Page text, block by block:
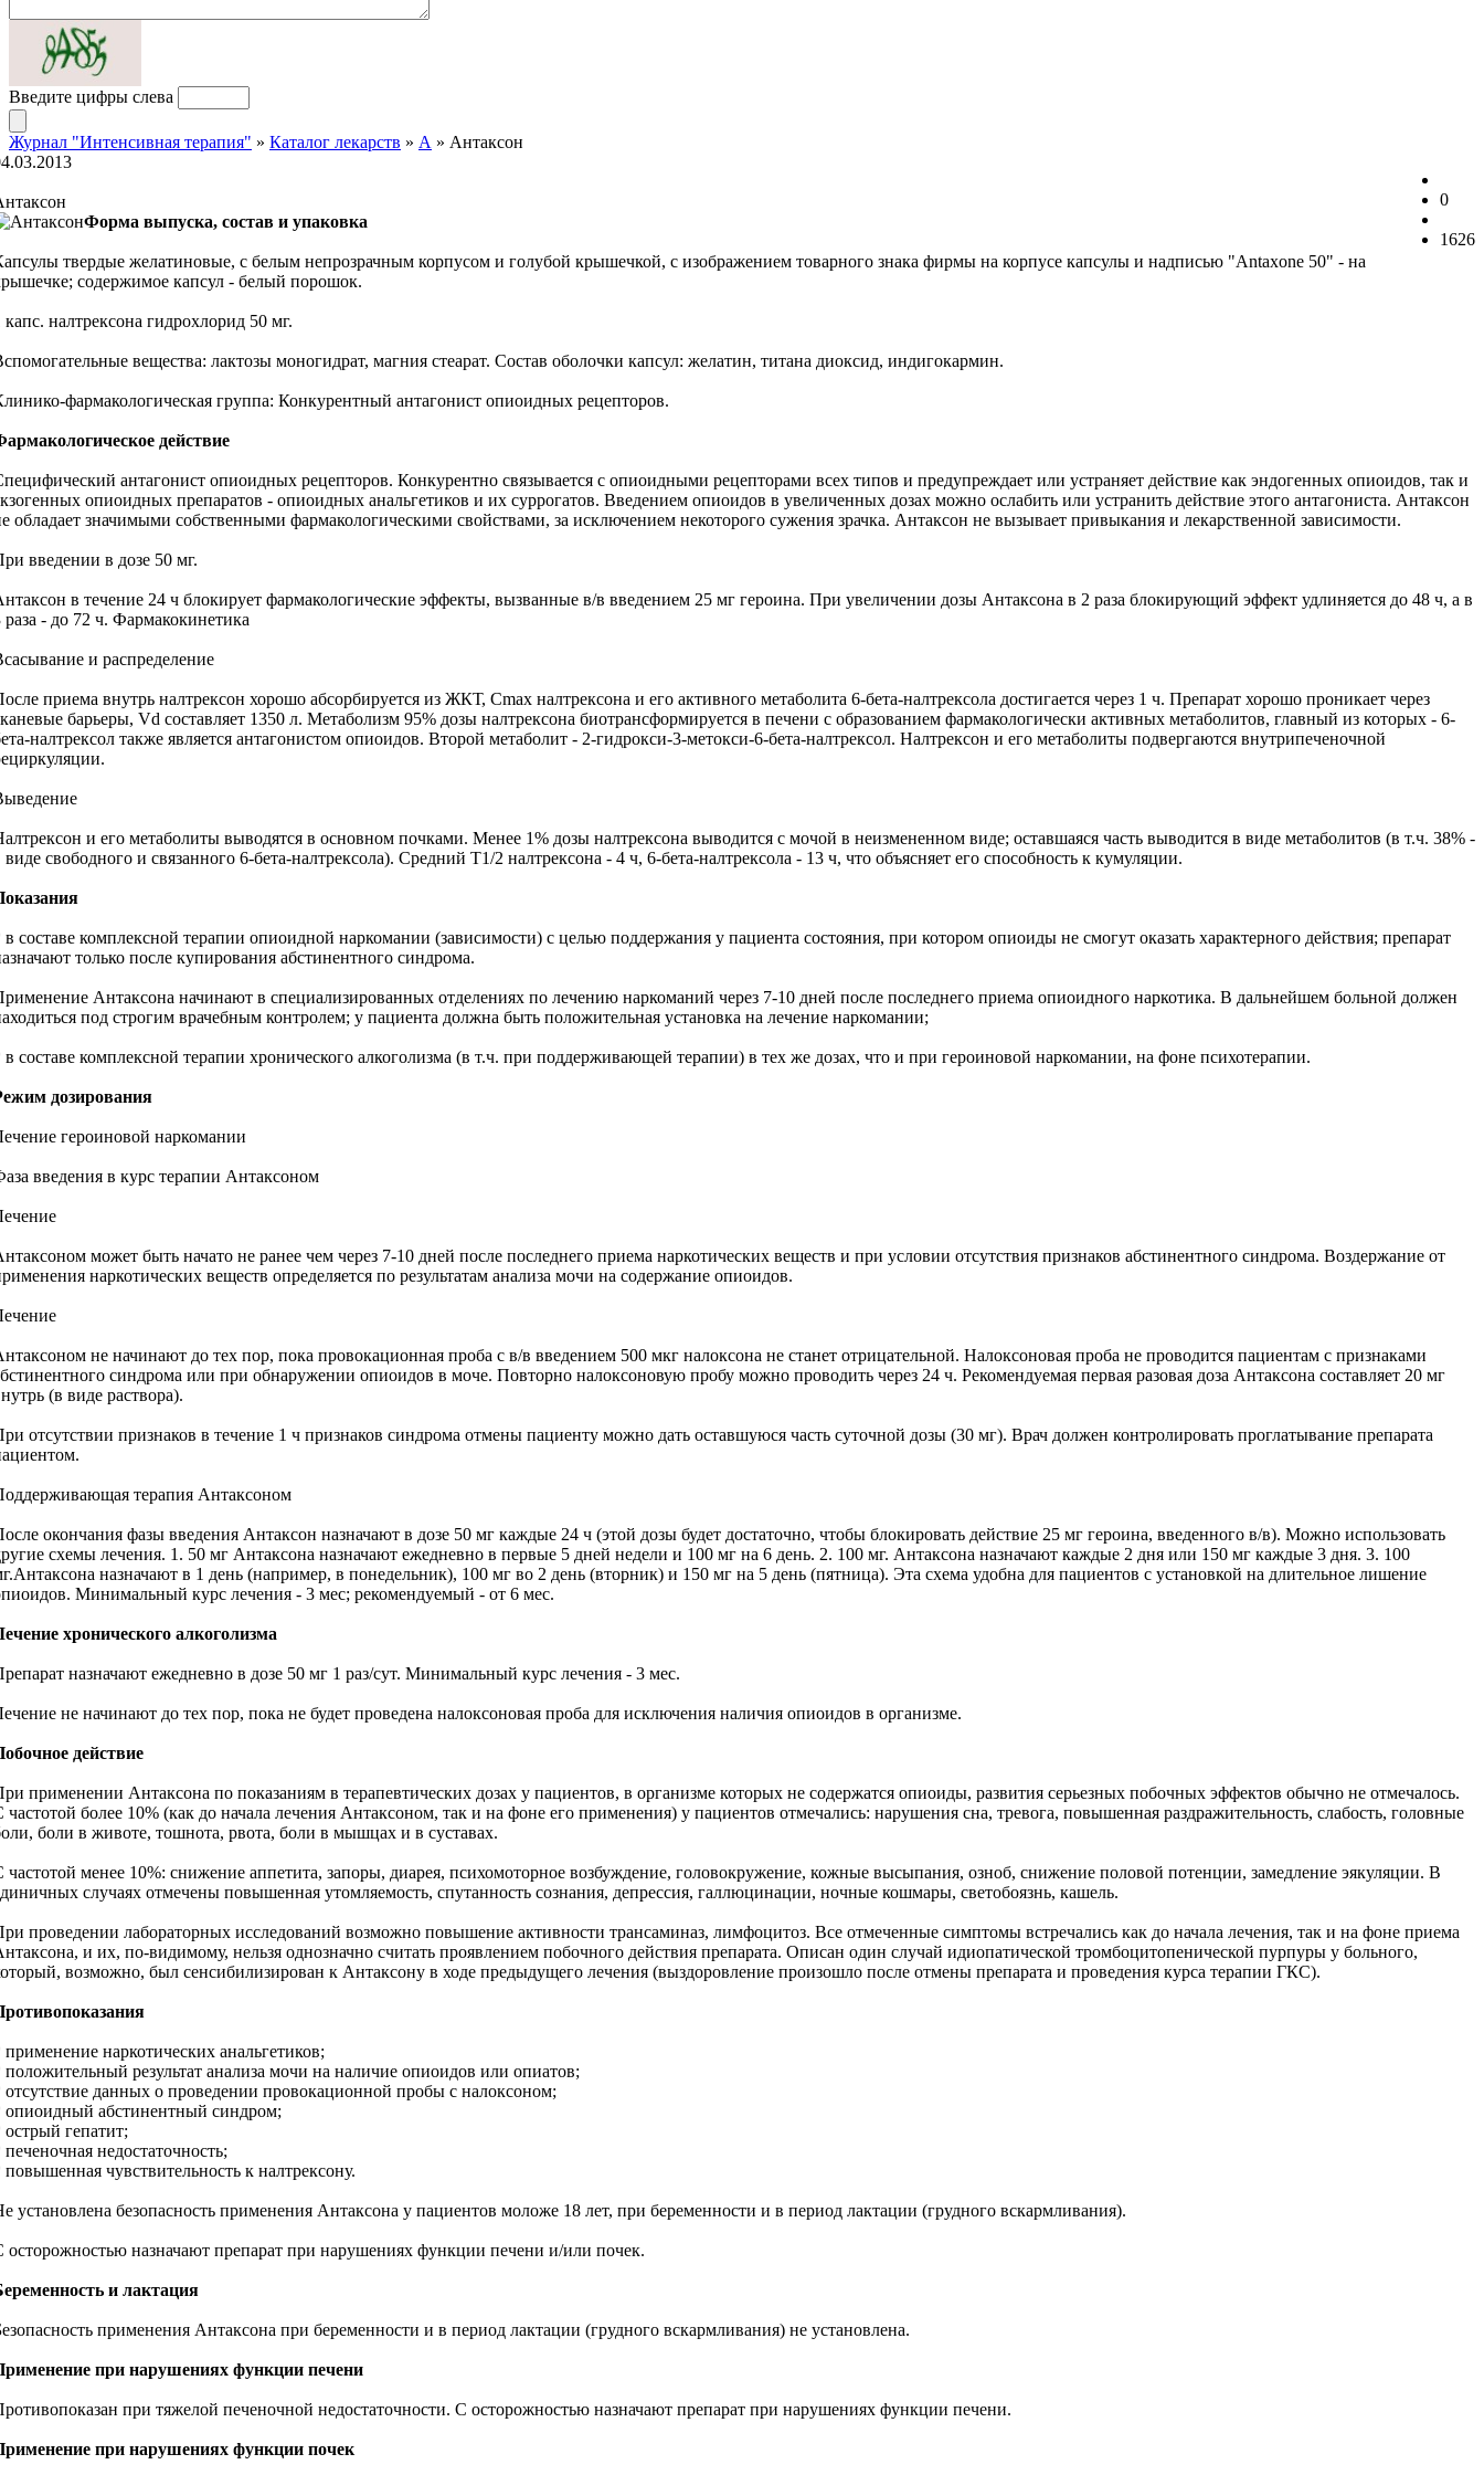
Введите цифры слева
Журнал "Интенсивная терапия" » Каталог лекарств » А » Антаксон
0
1626
Форма выпуска, состав и упаковка
твердые желатиновые, с белым непрозрачным корпусом и голубой крышечкой, с изображением товарного знака фирмы на корпусе капсулы и надписью "Antaxone 50" - на
содержимое капсул - белый порошок.
капс. налтрексона гидрохлорид 50 мг.
вещества: лактозы моногидрат, магния стеарат. Состав оболочки капсул: желатин, титана диоксид, индигокармин.
фармакологическая группа: Конкурентный антагонист опиоидных рецепторов.
действие
антагонист опиоидных рецепторов. Конкурентно связывается с опиоидными рецепторами всех типов и предупреждает или устраняет действие как эндогенных опиоидов, так и
опиоидных препаратов - опиоидных анальгетиков и их суррогатов. Введением опиоидов в увеличенных дозах можно ослабить или устранить действие этого антагониста. Антаксон
обладает значимыми собственными фармакологическими свойствами, за исключением некоторого сужения зрачка. Антаксон не вызывает привыкания и лекарственной зависимости.
введении в дозе 50 мг.
в течение 24 ч блокирует фармакологические эффекты, вызванные в/в введением 25 мг героина. При увеличении дозы Антаксона в 2 раза блокирующий эффект удлиняется до 48 ч, а в
раза - до 72 ч. Фармакокинетика
и распределение
приема внутрь налтрексон хорошо абсорбируется из ЖКТ, Cmax налтрексона и его активного метаболита 6-бета-налтрексола достигается через 1 ч. Препарат хорошо проникает через
барьеры, Vd составляет 1350 л. Метаболизм 95% дозы налтрексона биотрансформируется в печени с образованием фармакологически активных метаболитов, главный из которых - 6-
налтрексол также является антагонистом опиоидов. Второй метаболит - 2-гидрокси-3-метокси-6-бета-налтрексол. Налтрексон и его метаболиты подвергаются внутрипеченочной
и его метаболиты выводятся в основном почками. Менее 1% дозы налтрексона выводится с мочой в неизмененном виде; оставшаяся часть выводится в виде метаболитов (в т.ч. 38% -
виде свободного и связанного 6-бета-налтрексола). Средний T1/2 налтрексона - 4 ч, 6-бета-налтрексола - 13 ч, что объясняет его способность к кумуляции.
составе комплексной терапии опиоидной наркомании (зависимости) с целью поддержания у пациента состояния, при котором опиоиды не смогут оказать характерного действия; препарат
только после купирования абстинентного синдрома.
Антаксона начинают в специализированных отделениях по лечению наркоманий через 7-10 дней после последнего приема опиоидного наркотика. В дальнейшем больной должен
под строгим врачебным контролем; у пациента должна быть положительная установка на лечение наркомании;
в составе комплексной терапии хронического алкоголизма (в т.ч. при поддерживающей терапии) в тех же дозах, что и при героиновой наркомании, на фоне психотерапии.
дозирования
героиновой наркомании
введения в курс терапии Антаксоном
может быть начато не ранее чем через 7-10 дней после последнего приема наркотических веществ и при условии отсутствия признаков абстинентного синдрома. Воздержание от
наркотических веществ определяется по результатам анализа мочи на содержание опиоидов.
не начинают до тех пор, пока провокационная проба с в/в введением 500 мкг налоксона не станет отрицательной. Налоксоновая проба не проводится пациентам с признаками
синдрома или при обнаружении опиоидов в моче. Повторно налоксоновую пробу можно проводить через 24 ч. Рекомендуемая первая разовая доза Антаксона составляет 20 мг
(в виде раствора).
отсутствии признаков в течение 1 ч признаков синдрома отмены пациенту можно дать оставшуюся часть суточной дозы (30 мг). Врач должен контролировать проглатывание препарата
терапия Антаксоном
окончания фазы введения Антаксон назначают в дозе 50 мг каждые 24 ч (этой дозы будет достаточно, чтобы блокировать действие 25 мг героина, введенного в/в). Можно использовать
схемы лечения. 1. 50 мг Антаксона назначают ежедневно в первые 5 дней недели и 100 мг на 6 день. 2. 100 мг. Антаксона назначают каждые 2 дня или 150 мг каждые 3 дня. 3. 100
назначают в 1 день (например, в понедельник), 100 мг во 2 день (вторник) и 150 мг на 5 день (пятница). Эта схема удобна для пациентов с установкой на длительное лишение
Минимальный курс лечения - 3 мес; рекомендуемый - от 6 мес.
хронического алкоголизма
назначают ежедневно в дозе 50 мг 1 раз/сут. Минимальный курс лечения - 3 мес.
не начинают до тех пор, пока не будет проведена налоксоновая проба для исключения наличия опиоидов в организме.
действие
применении Антаксона по показаниям в терапевтических дозах у пациентов, в организме которых не содержатся опиоиды, развития серьезных побочных эффектов обычно не отмечалось.
частотой более 10% (как до начала лечения Антаксоном, так и на фоне его применения) у пациентов отмечались: нарушения сна, тревога, повышенная раздражительность, слабость, головные
боли в животе, тошнота, рвота, боли в мышцах и в суставах.
частотой менее 10%: снижение аппетита, запоры, диарея, психомоторное возбуждение, головокружение, кожные высыпания, озноб, снижение половой потенции, замедление эякуляции. В
случаях отмечены повышенная утомляемость, спутанность сознания, депрессия, галлюцинации, ночные кошмары, светобоязнь, кашель.
проведении лабораторных исследований возможно повышение активности трансаминаз, лимфоцитоз. Все отмеченные симптомы встречались как до начала лечения, так и на фоне приема
и их, по-видимому, нельзя однозначно считать проявлением побочного действия препарата. Описан один случай идиопатической тромбоцитопенической пурпуры у больного,
возможно, был сенсибилизирован к Антаксону в ходе предыдущего лечения (выздоровление произошло после отмены препарата и проведения курса терапии ГКС).
наркотических анальгетиков;
положительный результат анализа мочи на наличие опиоидов или опиатов;
отсутствие данных о проведении провокационной пробы с налоксоном;
опиоидный абстинентный синдром;
гепатит;
недостаточность;
чувствительность к налтрексону.
установлена безопасность применения Антаксона у пациентов моложе 18 лет, при беременности и в период лактации (грудного вскармливания).
осторожностью назначают препарат при нарушениях функции печени и/или почек.
и лактация
применения Антаксона при беременности и в период лактации (грудного вскармливания) не установлена.
при нарушениях функции печени
при тяжелой печеночной недостаточности. С осторожностью назначают препарат при нарушениях функции печени.
при нарушениях функции почек